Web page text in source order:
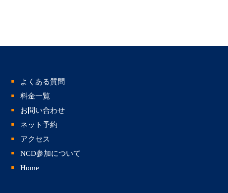
よくある質問
料金一覧
お問い合わせ
ネット予約
アクセス
NCD参加について
Home